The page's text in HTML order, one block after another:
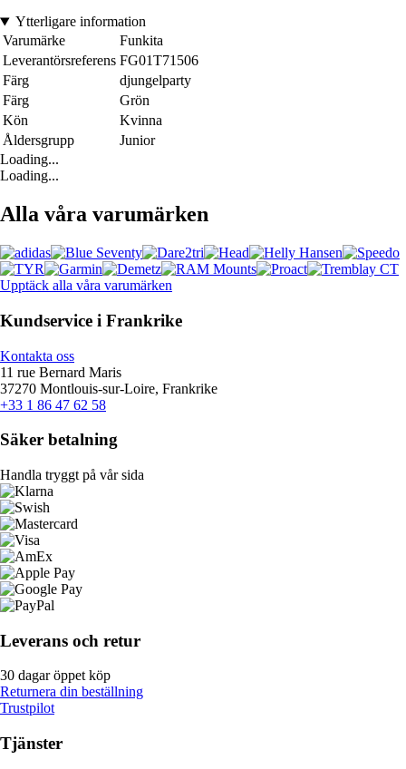
Ytterligare information
Varumärke
Funkita
Leverantörsreferens FG01T71506
Färg
djungelparty
Färg
Grön
Kön
Kvinna
Åldersgrupp
Junior
Loading...
Loading...
Alla våra varumärken
Upptäck alla våra varumärken
Kundservice i Frankrike
Kontakta oss
11 rue Bernard Maris
37270 Montlouis-sur-Loire, Frankrike
+33 1 86 47 62 58
Säker betalning
Handla tryggt på vår sida
Leverans och retur
30 dagar öppet köp
Returnera din beställning
Trustpilot
Tjänster